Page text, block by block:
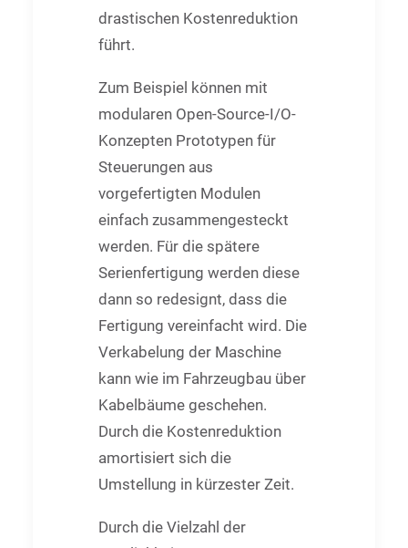
drastischen Kostenreduktion
führt.
Zum Beispiel können mit
modularen Open-Source-I/O-
Konzepten Prototypen für
Steuerungen aus
vorgefertigten Modulen
einfach zusammengesteckt
werden. Für die spätere
Serienfertigung werden diese
dann so redesignt, dass die
Fertigung vereinfacht wird. Die
Verkabelung der Maschine
kann wie im Fahrzeugbau über
Kabelbäume geschehen.
Durch die Kostenreduktion
amortisiert sich die
Umstellung in kürzester Zeit.
Durch die Vielzahl der